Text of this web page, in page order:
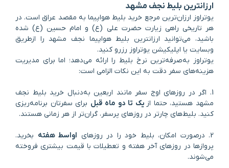
ارزانترین بلیط نجف مشهد
یوتراوز ارزان‌ترین مرجع خرید بلیط هواپیما به مقصد عراق است. در
هر تاریخی راهی زیارت حضرت علی (ع) و امام حسین (ع) شده
باشید، می‌توانید ارزانترین بلیط هواپیما نجف مشهد را ازطریق
وبسایت یا اپلیکیشن یوتراوز رزرو کنید.
یوتراوز به‌صرفه‌ترین نرخ بلیط را ارائه می‌دهد؛ اما برای مدیریت
هزینه‌های سفر دقت به این نکات الزامی‌ است:
1. اگر در روزهای اوج سفر مانند اربعین به‌دنبال خرید بلیط نجف
مشهد هستید، حتما از یک تا دو ماه قبل برای سفرتان برنامه‌ریزی
کنید. بلیط‌های چارتر در روزهای پرسفر، گران‌تر از هر زمانی هستند.
2. درصورت امکان، بلیط خود را در روزهای اواسط هفته بخرید.
پروازها در روزهای آخر هفته و تعطیلات با قیمت بیشتری فروخته
می‌شوند.